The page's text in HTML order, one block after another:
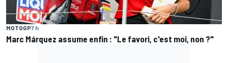
MOTOGP7 h
Marc Márquez assume enfin : "Le favori, c'est moi, non ?"